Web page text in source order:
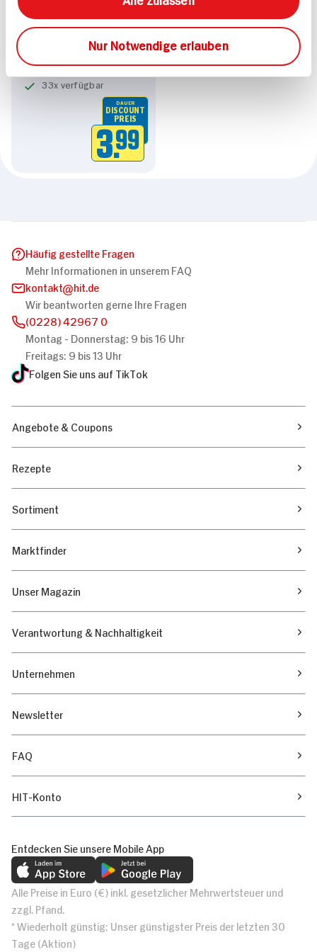
Nur Notwendige erlauben
Vitalis Knusper Müsli
Schoko + Banane
450g Packung
33x verfügbar
DAUER
DISCOUNT
PREIS
3.99
Häufig gestellte Fragen
Mehr Informationen in unserem FAQ
kontakt
hit.de
Wir beantworten gerne Ihre Fragen
(0228) 42967 0
Montag - Donnerstag: 9 bis 16 Uhr
Freitags: 9 bis 13 Uhr
Folgen Sie uns auf TikTok
Angebote & Coupons
Rezepte
Sortiment
Marktfinder
Unser Magazin
Verantwortung & Nachhaltigkeit
Unternehmen
Newsletter
FAQ
HIT-Konto
Entdecken Sie unsere Mobile App
Alle Preise in Euro (€) inkl. gesetzlicher Mehrwertsteuer und
zzgl. Pfand.
* Wiederholt günstig: Unser günstigster Preis der letzten 30
Tage (Aktion)